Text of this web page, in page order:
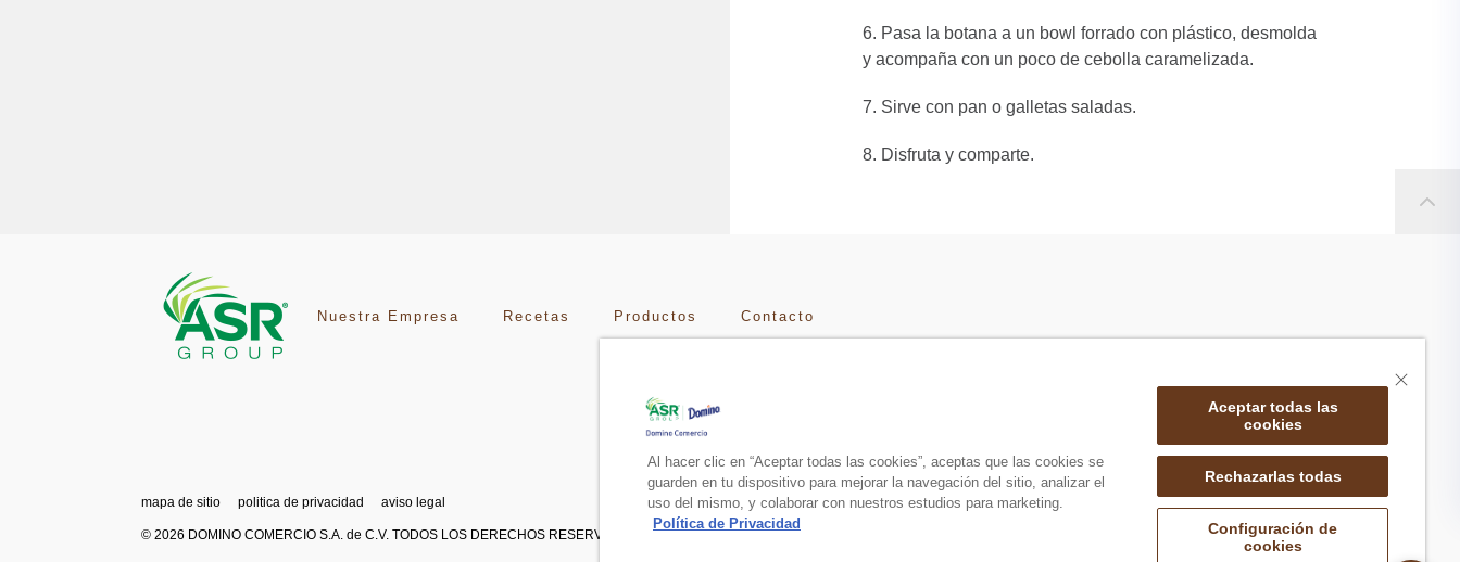
Pasa la botana a un bowl forrado con plástico, desmolda
y acompaña con un poco de cebolla caramelizada.
Sirve con pan o galletas saladas.
Disfruta y comparte.
Nuestra Empresa Recetas Productos Contacto
mapa de sitio politica de privacidad aviso legal
© 2026 DOMINO COMERCIO S.A. de C.V. TODOS LOS DERECHOS RESERVADOS.
Al hacer clic en “Aceptar todas las cookies”, aceptas que las cookies se
guarden en tu dispositivo para mejorar la navegación del sitio, analizar el
uso del mismo, y colaborar con nuestros estudios para marketing.
Política de Privacidad
Aceptar todas las
cookies
Rechazarlas todas
Configuración de
cookies